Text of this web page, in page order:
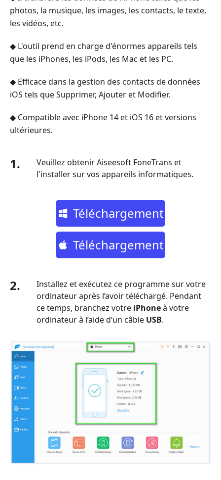
photos, la musique, les images, les contacts, le texte,
les vidéos, etc.
◆ L'outil prend en charge d'énormes appareils tels
que les iPhones, les iPods, les Mac et les PC.
◆ Efficace dans la gestion des contacts de données
iOS tels que Supprimer, Ajouter et Modifier.
◆ Compatible avec iPhone 14 et iOS 16 et versions
ultérieures.
1.
Veuillez obtenir Aiseesoft FoneTrans et
l'installer sur vos appareils informatiques.
Téléchargement
Gratuit
Téléchargement
2.
Installez et exécutez ce programme sur votre
ordinateur après l’avoir téléchargé. Pendant
ce temps, branchez votre iPhoneà votre
ordinateur à l’aide d’un câble USB.